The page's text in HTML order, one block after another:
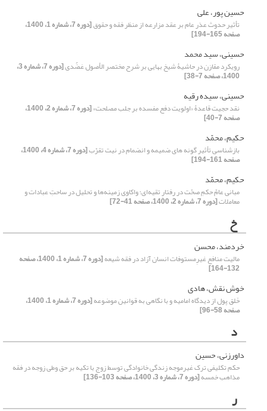
حسین پور، علی
تأثیر حدوث عذر عام بر عقد مزارعه از منظر فقه و حقوق [دوره 7، شماره 1، 1400،
صفحه 165-194]
حسینی، سید محمد
رویکرد مقارَن در حاشیۀ شیخ بهایی بر شرح مختصر الأصول عَضُدی [دوره 7، شماره 3،
1400، صفحه 7-38]
حسینی، سیده رقیه
نقد حجیت قاعدۀ «اولویت دفع مفسده بر جلب مصلحت» [دوره 7، شماره 2، 1400،
صفحه 7-40]
حکیم، محمّد
بازشناسی تأثیر گونه های ضمیمه و انضمام در نیت تقرّب [دوره 7، شماره 4، 1400،
صفحه 161-194]
حکیم، محمّد
مبانی عامّ حکمِ صحّت در رفتارِ تقیه‌ای؛ واکاوی زمینه‌ها و تحلیل در ساحتِ عبادات و
معاملات[دوره 7، شماره 2، 1400، صفحه 41-72]
خ
خردمند، محسن
مالیت منافع غیرِمستوفات انسان آزاد در فقه شیعه [دوره 7، شماره 1، 1400، صفحه
132-164]
خوش نقش، هادی
خَلق پول از دیدگاه امامیه و با نگاهی به قوانین موضوعه [دوره 7، شماره 1، 1400،
صفحه 58-96]
د
داورزنی، حسین
حکم تکلیفی ترک غیرموجه زندگی خانوادگی توسط زوج با تکیه بر حق وطی زوجه در فقه
مذاهب خمسه[دوره 7، شماره 3، 1400، صفحه 103-136]
ر